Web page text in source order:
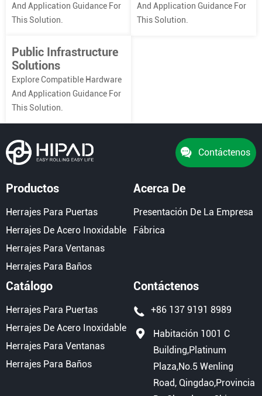
And Application Guidance For
This Solution.
And Application Guidance For
This Solution.
Public Infrastructure
Solutions
Explore Compatible Hardware
And Application Guidance For
This Solution.
Contáctenos
Productos
Herrajes Para Puertas
Herrajes De Acero Inoxidable
Herrajes Para Ventanas
Herrajes Para Baños
Acerca De
Presentación De La Empresa
Fábrica
Catálogo
Herrajes Para Puertas
Herrajes De Acero Inoxidable
Herrajes Para Ventanas
Herrajes Para Baños
Contáctenos
+86 137 9191 8989
Habitación 1001 C
Building,Platinum
Plaza,No.5 Wenling
Road, Qingdao,Provincia